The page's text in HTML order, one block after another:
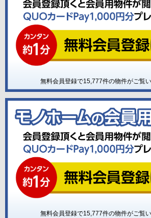
無料会員登録で15,777件の物件がご覧
無料会員登録で15,777件の物件がご覧